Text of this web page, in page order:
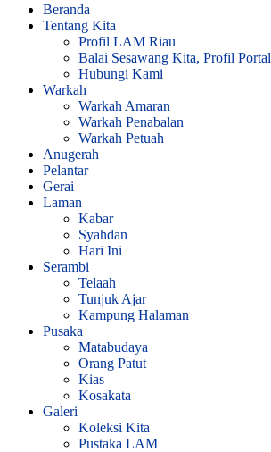
Beranda
Tentang Kita
Profil LAM Riau
Balai Sesawang Kita, Profil Portal
Hubungi Kami
Warkah
Warkah Amaran
Warkah Penabalan
Warkah Petuah
Anugerah
Pelantar
Gerai
Laman
Kabar
Syahdan
Hari Ini
Serambi
Telaah
Tunjuk Ajar
Kampung Halaman
Pusaka
Matabudaya
Orang Patut
Kias
Kosakata
Galeri
Koleksi Kita
Pustaka LAM